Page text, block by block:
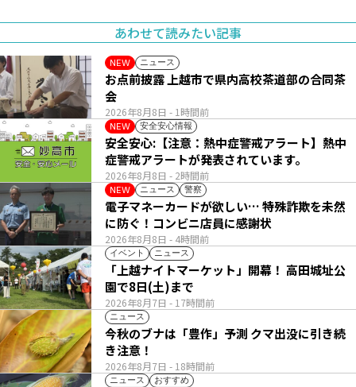
あわせて読みたい記事
NEW ニュース
2026年8月8日 - 1時間前
お点前披露 上越市で県内高校茶道部の合同茶
会
NEW 安全安心情報
2026年8月8日 - 2時間前
安全安心:【注意：熱中症警戒アラート】熱中
症警戒アラートが発表されています。
NEW ニュース 警察
2026年8月8日 - 4時間前
電子マネーカードが欲しい… 特殊詐欺を未然
に防ぐ！コンビニ店員に感謝状
イベント ニュース
2026年8月7日 - 17時間前
「上越ナイトマーケット」開幕！ 高田城址公
園で8日(土)まで
ニュース
2026年8月7日 - 18時間前
今秋のブナは「豊作」予測 クマ出没に引き続
き注意！
ニュース おすすめ